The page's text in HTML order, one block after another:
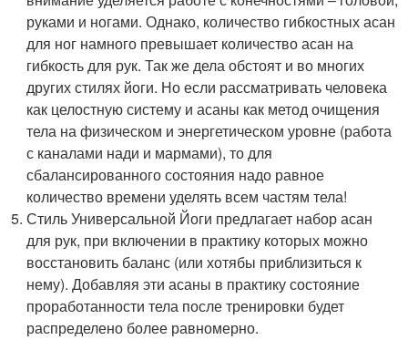
руками и ногами. Однако, количество гибкостных асан
для ног намного превышает количество асан на
гибкость для рук. Так же дела обстоят и во многих
других стилях йоги. Но если рассматривать человека
как целостную систему и асаны как метод очищения
тела на физическом и энергетическом уровне (работа
с каналами нади и мармами), то для
сбалансированного состояния надо равное
количество времени уделять всем частям тела!
Стиль Универсальной Йоги предлагает набор асан
для рук, при включении в практику которых можно
восстановить баланс (или хотябы приблизиться к
нему). Добавляя эти асаны в практику состояние
проработанности тела после тренировки будет
распределено более равномерно.